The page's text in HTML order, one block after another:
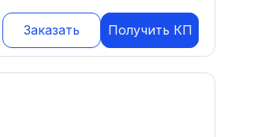
Заказать Получить КП